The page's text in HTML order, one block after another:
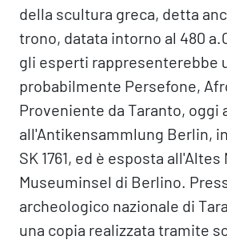
della scultura greca, detta
trono, datata intorno al 480
gli esperti rappresenterebbe
probabilmente Persefone,
Proveniente da Taranto, oggi
all'Antikensammlung Berlin,
SK 1761, ed è esposta
Museuminsel di Berlino.
archeologico nazionale di
una copia realizzata tramite